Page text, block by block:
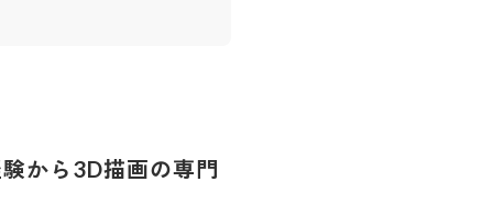
から3D描画の専門